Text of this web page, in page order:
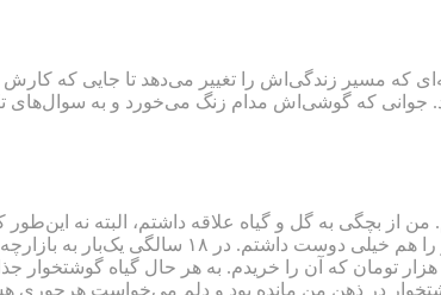
پیدا می‌کند، علاقه‌ای که مسیر زندگی‌اش را تغییر می‌دهد تا
جوانی که گوشی‌اش مدام زنگ می‌خورد و به
متولد اردیبهشت سال ۷۱ و ۲۵ ساله هستم. من از بچگی به گل و گیاه
سرگرمی‌های من این بود که در خانه خودمان
میان همه آن‌ها بذر گیاه گوشتخوار می‌فروختند! بسته‌ای با قیمت ۱۰ هزار تومان
در ذهن من مانده بود و دلم می‌خواست